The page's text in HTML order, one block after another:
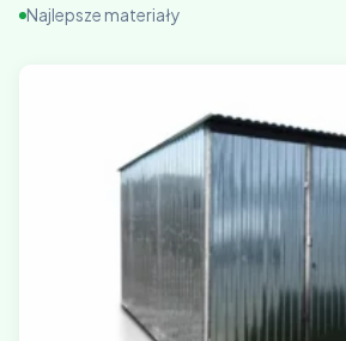
Najlepsze materiały